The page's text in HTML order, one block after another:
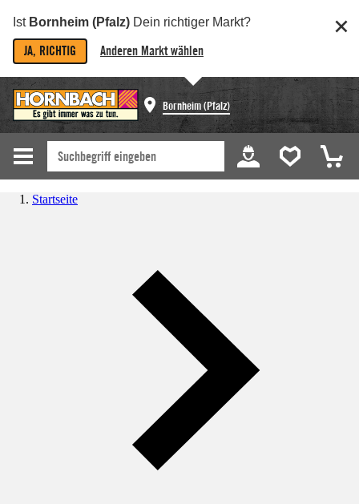
Ist Bornheim (Pfalz) Dein richtiger Markt?
JA, RICHTIG Anderen Markt wählen
Bornheim (Pfalz)
Startseite